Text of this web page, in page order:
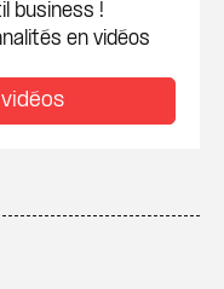
business !
en vidéos